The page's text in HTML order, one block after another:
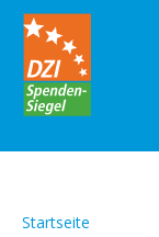
Startseite